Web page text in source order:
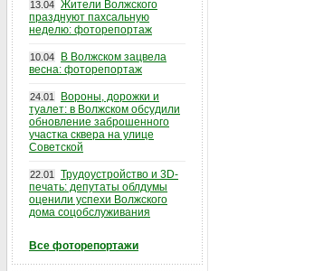
13.04 Жители Волжского
празднуют пахсальную
неделю: фоторепортаж
10.04
В Волжском зацвела
весна: фоторепортаж
24.01
Вороны, дорожки и
туалет: в Волжском обсудили
обновление заброшенного
участка сквера на улице
Советской
22.01
Трудоустройство и 3D-
печать: депутаты облдумы
оценили успехи Волжского
дома соцобслуживания
Все фоторепортажи